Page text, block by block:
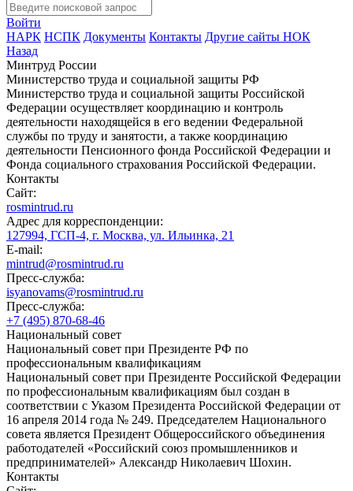
Войти
НАРК НСПК Документы Контакты Другие сайты НОК
Назад
Минтруд России
Министерство труда и социальной защиты РФ
Министерство труда и социальной защиты Российской
Федерации осуществляет координацию и контроль
деятельности находящейся в его ведении Федеральной
службы по труду и занятости, а также координацию
деятельности Пенсионного фонда Российской Федерации и
Фонда социального страхования Российской Федерации.
Контакты
Сайт:
rosmintrud.ru
Адрес для корреспонденции:
127994, ГСП-4, г. Москва, ул. Ильинка, 21
E-mail:
mintrud@rosmintrud.ru
Пресс-служба:
isyanovams@rosmintrud.ru
Пресс-служба:
+7 (495) 870-68-46
Национальный совет
Национальный совет при Президенте РФ по
профессиональным квалификациям
Национальный совет при Президенте Российской Федерации
по профессиональным квалификациям был создан в
соответствии с Указом Президента Российской Федерации от
16 апреля 2014 года № 249. Председателем Национального
совета является Президент Общероссийского объединения
работодателей «Российский союз промышленников и
предпринимателей» Александр Николаевич Шохин.
Контакты